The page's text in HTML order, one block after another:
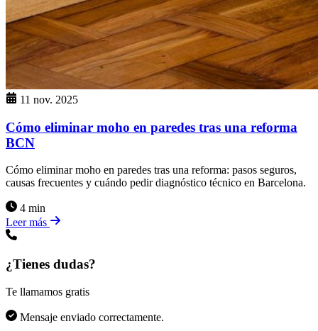
11 nov. 2025
Cómo eliminar moho en paredes tras una reforma
BCN
Cómo eliminar moho en paredes tras una reforma: pasos seguros,
causas frecuentes y cuándo pedir diagnóstico técnico en Barcelona.
4 min
Leer más
¿Tienes dudas?
Te llamamos gratis
Mensaje enviado correctamente.